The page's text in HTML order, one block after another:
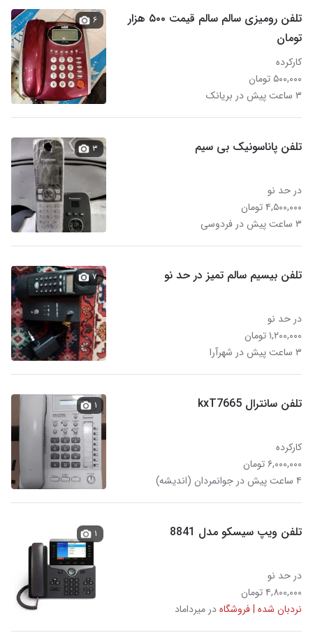
تلفن رومیزی سالم سالم قیمت ۵۰۰ هزار
تومان
کارکرده
۵۰۰,۰۰۰ تومان
۳ ساعت پیش در بریانک
۶
تلفن پاناسونیک بی سیم
در حد نو
۴,۵۰۰,۰۰۰ تومان
۳ ساعت پیش در فردوسی
۳
تلفن بیسیم سالم تمیز در حد نو
در حد نو
۱,۲۰۰,۰۰۰ تومان
۳ ساعت پیش در شهرآرا
۷
تلفن سانترال kxT7665
کارکرده
۶,۰۰۰,۰۰۰ تومان
۴ ساعت پیش در جوانمردان (اندیشه)
۱
تلفن ویپ سیسکو مدل 8841
در حد نو
۴,۸۰۰,۰۰۰ تومان
نردبان شده | فروشگاهدر میرداماد
۱